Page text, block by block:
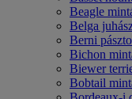
Beagle
Belga
Berni
Bichon
Biewer
Bobtail